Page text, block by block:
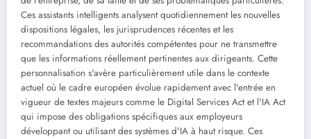
Ces assistants intelligents analysent quotidiennement les nouvelles
dispositions légales, les jurisprudences récentes et les
recommandations des autorités compétentes pour ne transmettre
que les informations réellement pertinentes aux dirigeants. Cette
personnalisation s'avère particulièrement utile dans le contexte
actuel où le cadre européen évolue rapidement avec l'entrée en
vigueur de textes majeurs comme le Digital Services Act et l'IA Act
qui impose des obligations spécifiques aux employeurs
développant ou utilisant des systèmes d'IA à haut risque. Ces